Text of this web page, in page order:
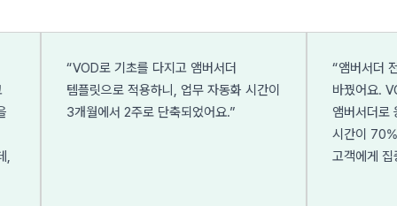
VOD로 기초를 다지고 앰버서더
템플릿으로 적용하니, 업무 자동화 시간이
3개월에서 2주로 단축되었어요.”
앰버서더 전용 템
바꿨어요. VOD로
앰버서더로 응용력
시간이 70% 줄었
고객에게 집중할 수